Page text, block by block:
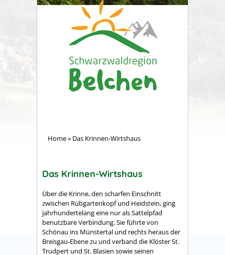
Home» Das Krinnen-Wirtshaus
Das Krinnen-Wirtshaus
Über die Krinne, den scharfen Einschnitt
zwischen Rübgartenkopf und Heidstein, ging
jahrhundertelang eine nur als Sattelpfad
benutzbare Verbindung. Sie führte von
Schönau ins Münstertal und rechts heraus der
Breisgau-Ebene zu und verband die Klöster St.
Trudpert und St. Blasien sowie seinen